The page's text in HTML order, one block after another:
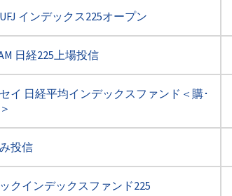
インデックス225オープン
日経225上場投信
イ 日経平均インデックスファンド＜購･
投信
クインデックスファンド225